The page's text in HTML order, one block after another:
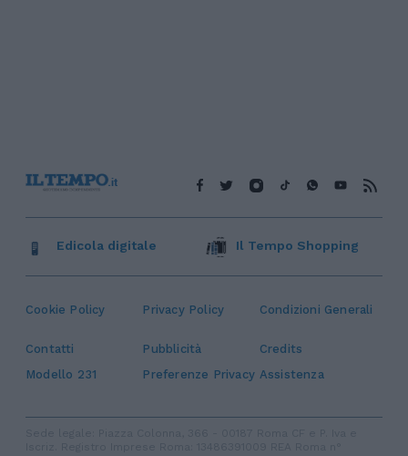
Cookie Policy Privacy Policy Condizioni Generali
Contatti Pubblicità
Credits
Modello 231
Preferenze Privacy Assistenza
Edicola digitale Il Tempo Shopping